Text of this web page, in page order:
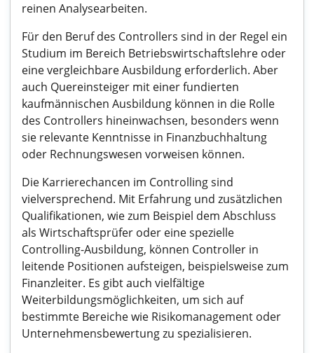
reinen Analysearbeiten.
Für den Beruf des Controllers sind in der Regel ein
Studium im Bereich Betriebswirtschaftslehre oder
eine vergleichbare Ausbildung erforderlich. Aber
auch Quereinsteiger mit einer fundierten
kaufmännischen Ausbildung können in die Rolle
des Controllers hineinwachsen, besonders wenn
sie relevante Kenntnisse in Finanzbuchhaltung
oder Rechnungswesen vorweisen können.
Die Karrierechancen im Controlling sind
vielversprechend. Mit Erfahrung und zusätzlichen
Qualifikationen, wie zum Beispiel dem Abschluss
als Wirtschaftsprüfer oder eine spezielle
Controlling-Ausbildung, können Controller in
leitende Positionen aufsteigen, beispielsweise zum
Finanzleiter. Es gibt auch vielfältige
Weiterbildungsmöglichkeiten, um sich auf
bestimmte Bereiche wie Risikomanagement oder
Unternehmensbewertung zu spezialisieren.